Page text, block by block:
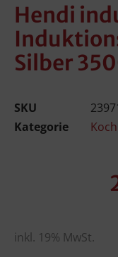
Hendi
Silber
SKU
Kategorie
inkl. 19% MwSt.